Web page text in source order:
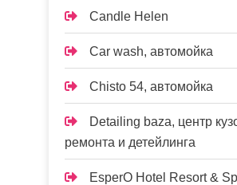
Candle Helen
Car wash, автомойка
Chisto 54, автомойка
Detailing baza, центр
ремонта и детейлинга
EsperO Hotel Resort &